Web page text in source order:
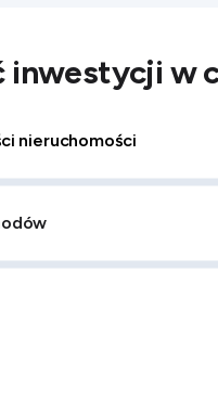
inwestycji w
nieruchomości